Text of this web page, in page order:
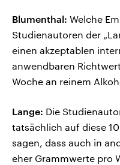
Blumenthal: Welche
Studienautoren der
einen akzeptablen
anwendbaren
Woche an reinem
Lange: Die
tatsächlich auf diese
sagen, dass auch in
eher Grammwerte pro